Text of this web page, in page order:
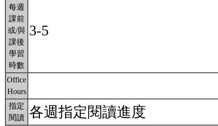
每週
課前
或/與
課後
學習
時數
3-5
Office
Hours
指定
閱讀
各週指定閱讀進度